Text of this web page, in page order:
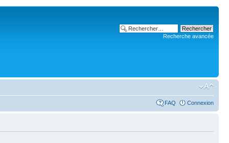
Recherche avancée
FAQ Connexion